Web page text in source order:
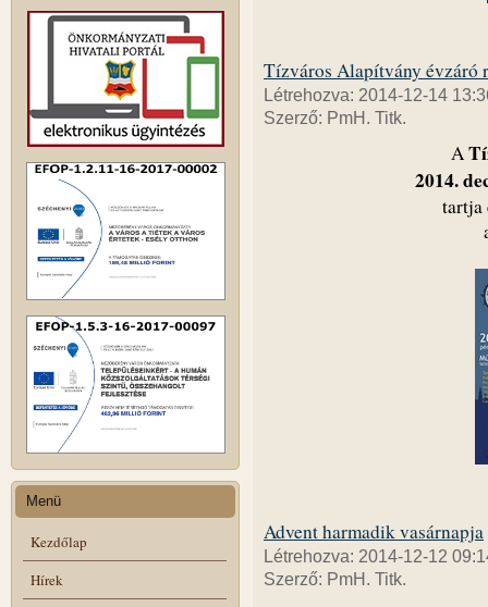
Menü
Kezdőlap
Hírek
Tízváros Alapítvány évzáró
Létrehozva: 2014-12-14
Szerző: PmH. Titk.
A
2014.
tartja
Advent harmadik vasárnapja
Létrehozva: 2014-12-12
Szerző: PmH. Titk.